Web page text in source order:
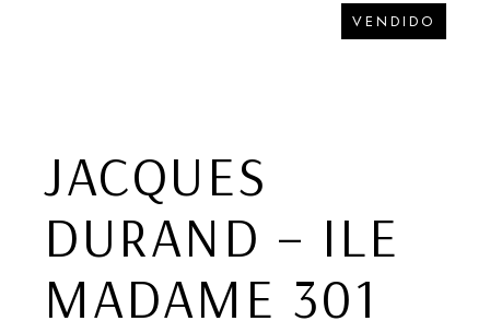
VENDIDO
JACQUES
DURAND – ILE
MADAME 301